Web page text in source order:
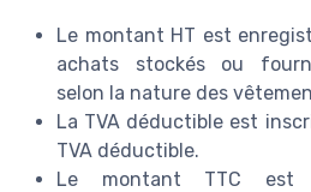
Le montant HT est
achats stockés ou
selon la nature des
La TVA déductible est
TVA déductible.
Le montant TTC est